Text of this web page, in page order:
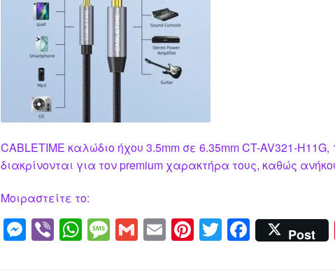
CABLETIME καλώδιο ήχου 3.5mm σε 6.35mm CT-AV321-
διακρίνονται για τον premium χαρακτήρα τους, καθώς
Μοιραστείτε το:
M
e
Vi
b
W
h
M
e
G
m
E
m
Pi
nt
T
wi
F
a
Post